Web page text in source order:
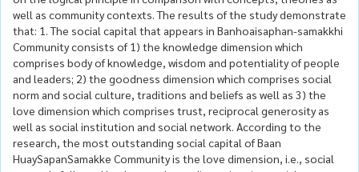
well as community contexts. The results of the study demonstrate
that: 1. The social capital that appears in Banhoaisaphan-samakkhi
Community consists of 1) the knowledge dimension which
comprises body of knowledge, wisdom and potentiality of people
and leaders; 2) the goodness dimension which comprises social
norm and social culture, traditions and beliefs as well as 3) the
love dimension which comprises trust, reciprocal generosity as
well as social institution and social network. According to the
research, the most outstanding social capital of Baan
HuaySapanSamakke Community is the love dimension, i.e., social